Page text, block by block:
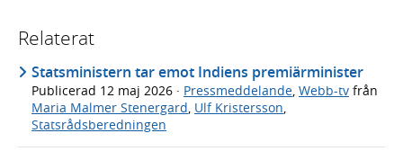
Relaterat
Statsministern tar emot Indiens premiärminister
Publicerad 12 maj 2026 · Pressmeddelande, Webb-tv från
Maria Malmer Stenergard, Ulf Kristersson,
Statsrådsberedningen